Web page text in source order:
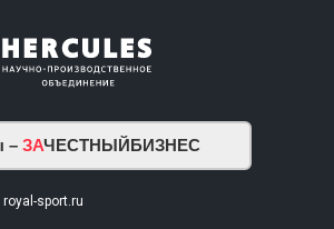
– ЗАЧЕСТНЫЙБИЗНЕС
sport.ru